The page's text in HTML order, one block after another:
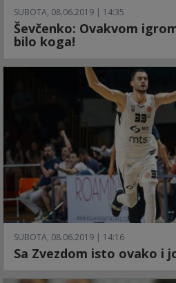
SUBOTA, 08.06.2019 | 14:35
Ševčenko: Ovakvom
bilo koga!
SUBOTA, 08.06.2019 | 14:16
Sa Zvezdom isto ovako i